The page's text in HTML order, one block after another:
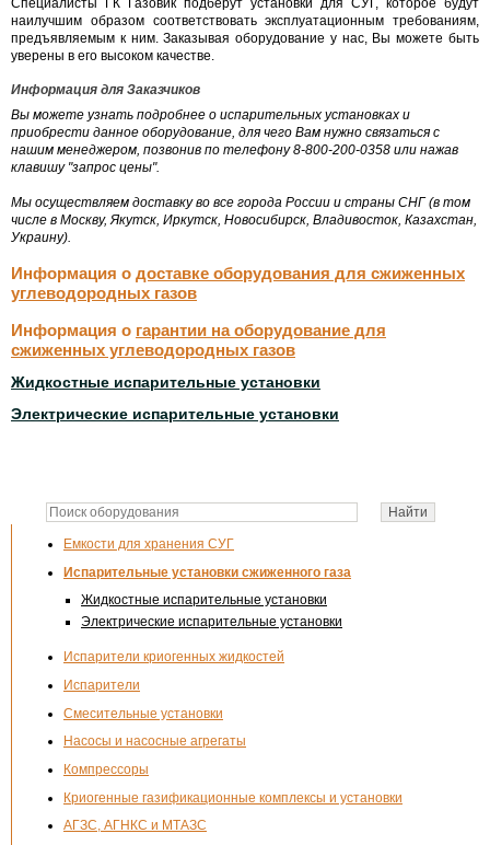
Емкости для хранения СУГ
Испарительные установки сжиженного газа
Жидкостные испарительные установки
Электрические испарительные установки
Испарители криогенных жидкостей
Испарители
Смесительные установки
Насосы и насосные агрегаты
Компрессоры
Криогенные газификационные комплексы и установки
АГЗС, АГНКС и МТАЗС
Специалисты ГК Газовик подберут установки для СУГ, которое будут
наилучшим образом соответствовать эксплуатационным требованиям,
предъявляемым к ним. Заказывая оборудование у нас, Вы можете быть
уверены в его высоком качестве.
Информация для Заказчиков
Вы можете узнать подробнее о испарительных установках и
приобрести данное оборудование, для чего Вам нужно связаться с
нашим менеджером, позвонив по телефону 8-800-200-0358 или нажав
клавишу "запрос цены".
Мы осуществляем доставку во все города России и страны СНГ (в том
числе в Москву, Якутск, Иркутск, Новосибирск, Владивосток, Казахстан,
Украину).
Информация о доставке оборудования для сжиженных
углеводородных газов
Информация о гарантии на оборудование для
сжиженных углеводородных газов
Жидкостные испарительные установки
Электрические испарительные установки